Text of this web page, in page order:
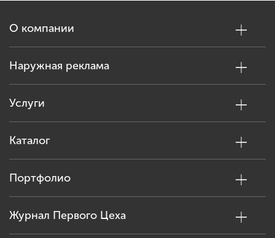
О компании
Наружная реклама
Услуги
Каталог
Портфолио
Журнал Первого Цеха